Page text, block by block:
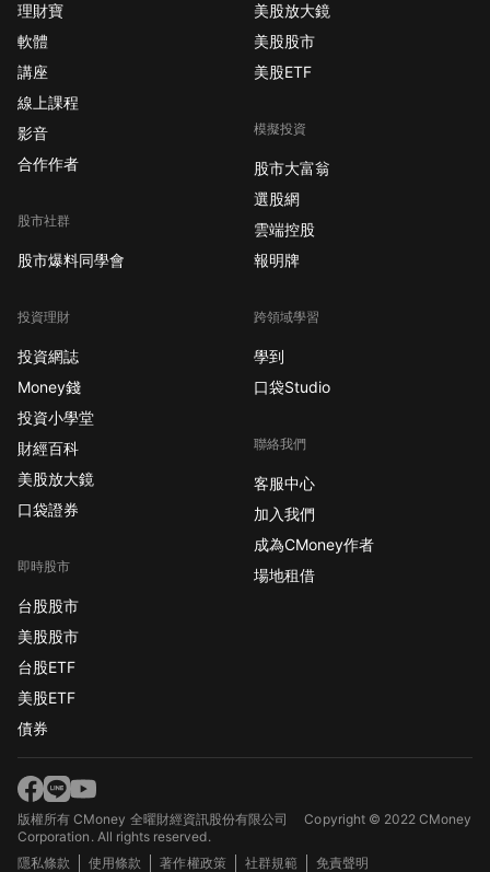
理財寶
軟體
講座
線上課程
影音
合作作者
股市社群
股市爆料同學會
投資理財
投資網誌
Money錢
投資小學堂
財經百科
美股放大鏡
口袋證券
即時股市
台股股市
美股股市
台股ETF
美股ETF
債券
美股放大鏡
美股股市
美股ETF
模擬投資
股市大富翁
選股網
雲端控股
報明牌
跨領域學習
學到
口袋Studio
聯絡我們
客服中心
加入我們
成為CMoney作者
場地租借
版權所有 CMoney 全曜財經資訊股份有限公司Copyright © 2022 CMoney
Corporation. All rights reserved.
隱私條款
使用條款 著作權政策 社群規範 免責聲明